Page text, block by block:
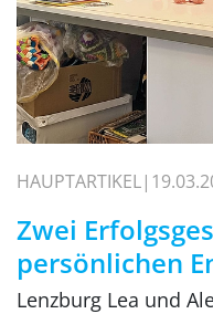
HAUPTARTIKEL
Zwei
persönlichen
Lenzburg Lea und